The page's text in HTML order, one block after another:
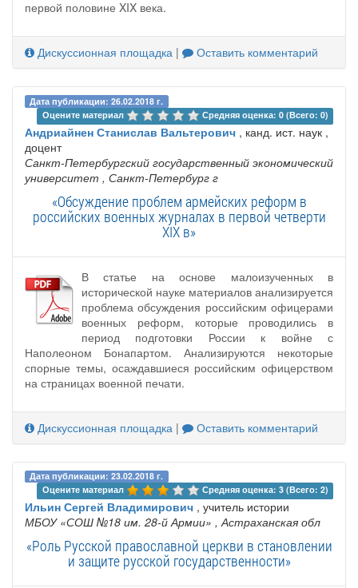
первой половине XIX века.
Дискуссионная площадка | Оставить комментарий
Дата публикации: 26.02.2018 г.
Оцените материал
Средняя оценка: 0 (Всего: 0)
Андриайнен Станислав Вальтерович , канд. ист. наук ,
доцент
Санкт-Петербургский государственный экономический
университет , Санкт-Петербург г
«Обсуждение проблем армейских реформ в
российских военных журналах в первой четверти
XIX в»
В статье на основе малоизученных в
исторической науке материалов анализируется
проблема обсуждения российским офицерами
военных реформ, которые проводились в
период подготовки России к войне с
Наполеоном Бонапартом. Анализируются некоторые
спорные темы, осаждавшиеся российским офицерством
на страницах военной печати.
Дискуссионная площадка | Оставить комментарий
Дата публикации: 23.02.2018 г.
Оцените материал
Средняя оценка: 3 (Всего: 2)
Ильин Сергей Владимирович , учитель истории
МБОУ «СОШ №18 им. 28-й Армии» , Астраханская обл
«Роль Русской православной церкви в становлении
и защите русской государственности»